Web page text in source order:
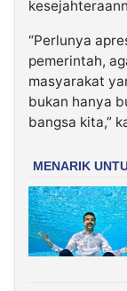
“Perlunya
pemerintah,
masyarakat
bukan hanya
bangsa kita,”